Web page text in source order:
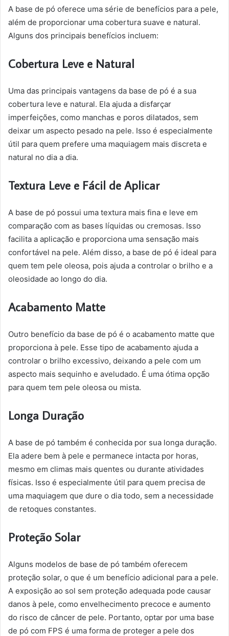
A base de pó oferece uma série de benefícios para a pele,
além de proporcionar uma cobertura suave e natural.
Alguns dos principais benefícios incluem:
Cobertura Leve e Natural
Uma das principais vantagens da base de pó é a sua
cobertura leve e natural. Ela ajuda a disfarçar
imperfeições, como manchas e poros dilatados, sem
deixar um aspecto pesado na pele. Isso é especialmente
útil para quem prefere uma maquiagem mais discreta e
natural no dia a dia.
Textura Leve e Fácil de Aplicar
A base de pó possui uma textura mais fina e leve em
comparação com as bases líquidas ou cremosas. Isso
facilita a aplicação e proporciona uma sensação mais
confortável na pele. Além disso, a base de pó é ideal para
quem tem pele oleosa, pois ajuda a controlar o brilho e a
oleosidade ao longo do dia.
Acabamento Matte
Outro benefício da base de pó é o acabamento matte que
proporciona à pele. Esse tipo de acabamento ajuda a
controlar o brilho excessivo, deixando a pele com um
aspecto mais sequinho e aveludado. É uma ótima opção
para quem tem pele oleosa ou mista.
Longa Duração
A base de pó também é conhecida por sua longa duração.
Ela adere bem à pele e permanece intacta por horas,
mesmo em climas mais quentes ou durante atividades
físicas. Isso é especialmente útil para quem precisa de
uma maquiagem que dure o dia todo, sem a necessidade
de retoques constantes.
Proteção Solar
Alguns modelos de base de pó também oferecem
proteção solar, o que é um benefício adicional para a pele.
A exposição ao sol sem proteção adequada pode causar
danos à pele, como envelhecimento precoce e aumento
do risco de câncer de pele. Portanto, optar por uma base
de pó com FPS é uma forma de proteger a pele dos